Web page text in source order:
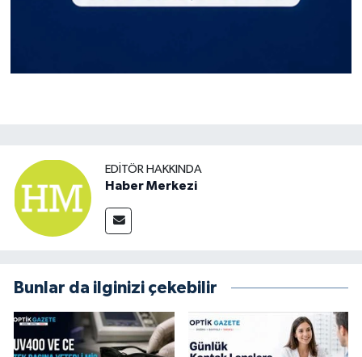
EDITÖR HAKKINDA
Haber Merkezi
Bunlar da ilginizi çekebilir